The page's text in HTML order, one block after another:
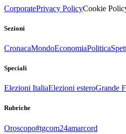
CorporatePrivacy PolicyCookie
Sezioni
CronacaMondoEconomiaPolitica
Speciali
Elezioni ItaliaElezioni esteroGrande
Rubriche
Oroscopo#tgcom24amarcord